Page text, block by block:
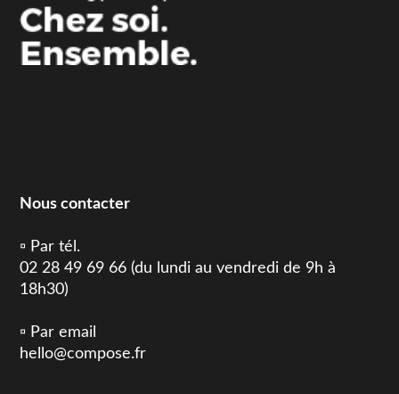
Nous contacter
▫️ Par tél.
02 28 49 69 66 (du lundi au vendredi de 9h à
18h30)
▫️ Par email
hello@compose.fr